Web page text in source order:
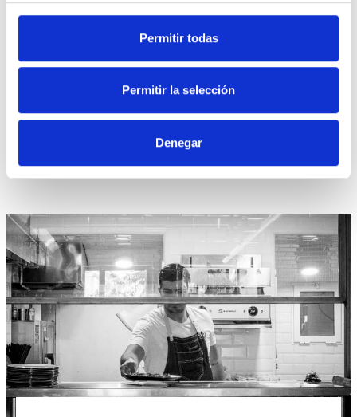
Permitir todas
Permitir la selección
Denegar
Guarda mi nombre, correo electrónico y web en este navegador
para la próxima vez que comente.